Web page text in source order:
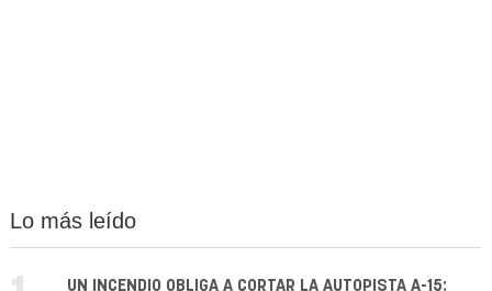
Lo más leído
UN INCENDIO OBLIGA A CORTAR LA AUTOPISTA A-15: